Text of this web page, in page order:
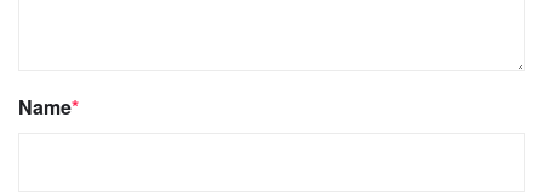
Name*